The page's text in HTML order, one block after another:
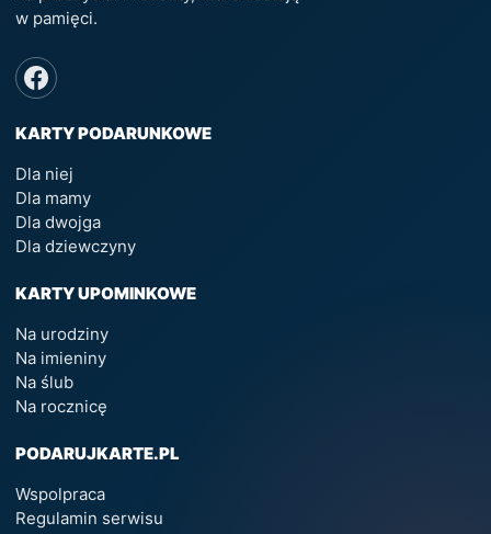
w pamięci.
KARTY PODARUNKOWE
Dla niej
Dla mamy
Dla dwojga
Dla dziewczyny
KARTY UPOMINKOWE
Na urodziny
Na imieniny
Na ślub
Na rocznicę
PODARUJKARTE.PL
Wspolpraca
Regulamin serwisu